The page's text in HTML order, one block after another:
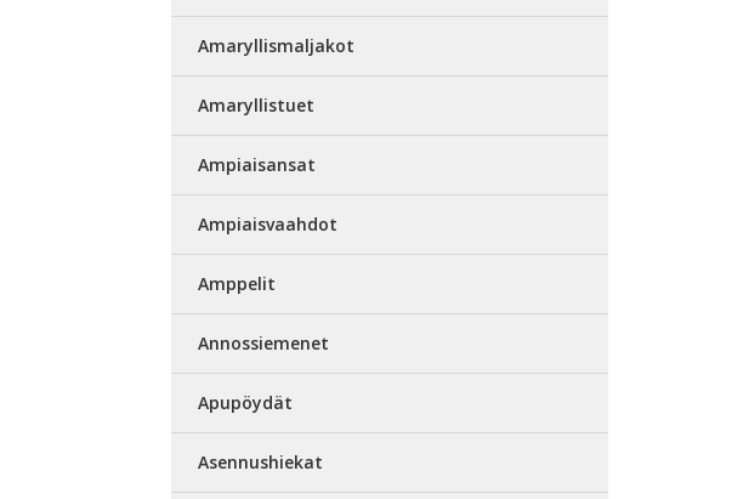
Amaryllismaljakot
Amaryllistuet
Ampiaisansat
Ampiaisvaahdot
Amppelit
Annossiemenet
Apupöydät
Asennushiekat